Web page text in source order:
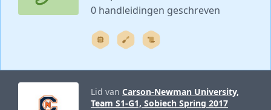
0 handleidingen geschreven
Lid van Carson-Newman University,
Team S1-G1, Sobiech Spring 2017